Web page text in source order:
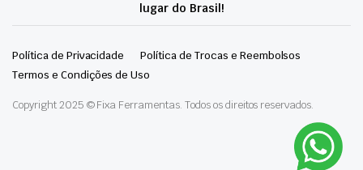
lugar do Brasil!
Política de Privacidade
Política de Trocas e Reembolsos
Termos e Condições de Uso
Copyright 2025 © Fixa Ferramentas. Todos os direitos reservados.